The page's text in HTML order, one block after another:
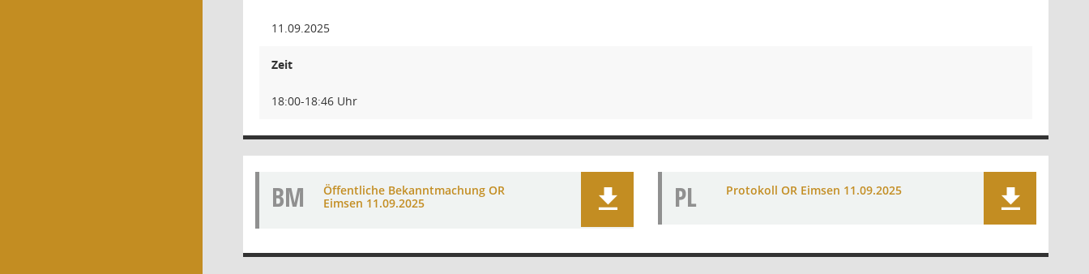
11.09.2025
Zeit
18:00-18:46 Uhr
BM
Öffentliche Bekanntmachung OR
Eimsen 11.09.2025
PL Protokoll OR Eimsen 11.09.2025